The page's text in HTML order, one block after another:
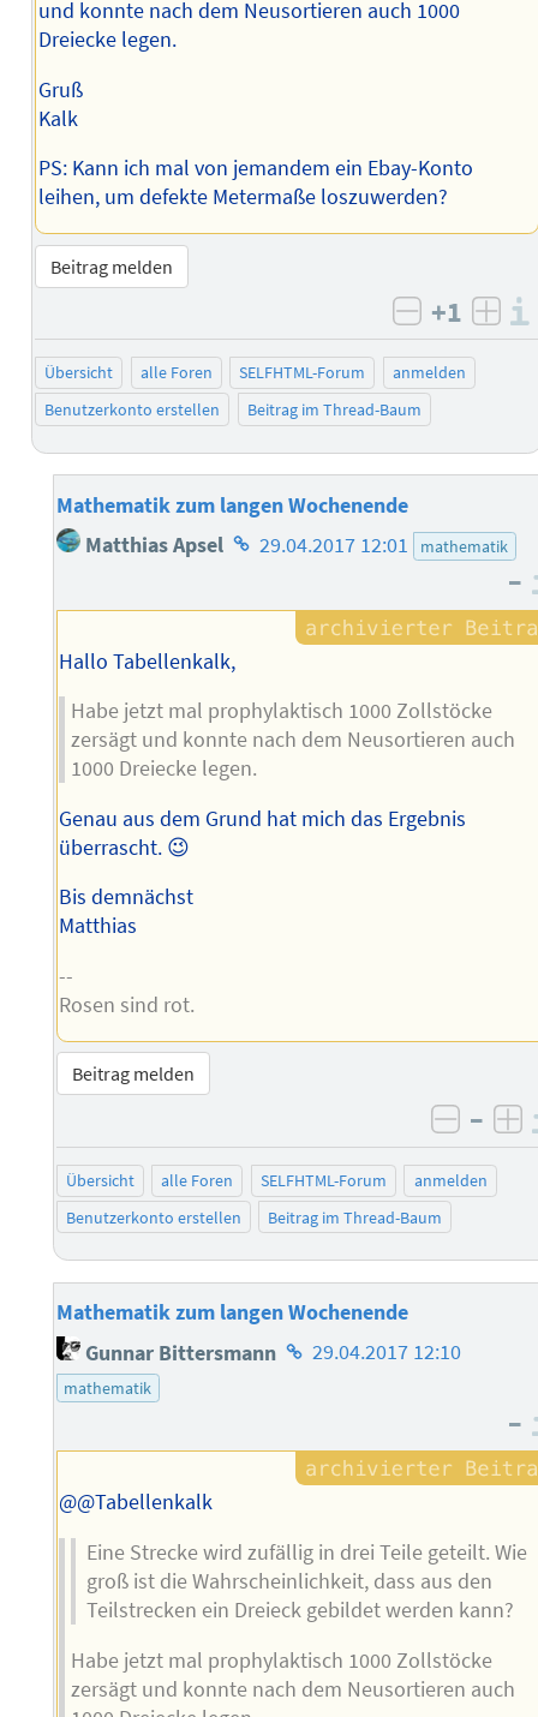
und konnte nach dem Neusortieren auch 1000
Dreiecke legen.
Gruß
Kalk
PS: Kann ich mal von jemandem ein Ebay-Konto
leihen, um defekte Metermaße loszuwerden?
Beitrag melden
negativ
+1
Übersicht alle Foren SELFHTML-Forum
anmelden
Benutzerkonto erstellen
Beitrag im Thread-Baum
Mathematik zum langen Wochenende
Matthias Apsel Homepage
Autors
29.04.2017 12:01 mathematik
–
Hallo Tabellenkalk,
Habe jetzt mal prophylaktisch 1000 Zollstöcke
zersägt und konnte nach dem Neusortieren auch
1000 Dreiecke legen.
Genau aus dem Grund hat mich das Ergebnis
überrascht. 😉
Bis demnächst
Matthias
--
Rosen sind rot.
Beitrag melden
–
Übersicht alle Foren SELFHTML-Forum
anmelden
Benutzerkonto erstellen
Beitrag im Thread-Baum
Mathematik zum langen Wochenende
Gunnar Bittersmann Homepage
29.04.2017 12:10
mathematik
–
@@Tabellenkalk
Eine Strecke wird zufällig in drei Teile geteilt. Wie
groß ist die Wahrscheinlichkeit, dass aus den
Teilstrecken ein Dreieck gebildet werden kann?
Habe jetzt mal prophylaktisch 1000 Zollstöcke
zersägt und konnte nach dem Neusortieren auch